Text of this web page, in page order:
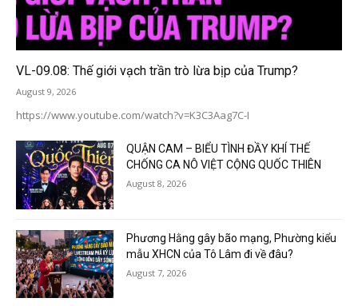
VL-09.08: Thế giới vạch trần trò lừa bịp của Trump?
August 9, 2026
https://www.youtube.com/watch?v=K3C3Aag7C-I
QUẬN CAM – BIỂU TÌNH ĐẦY KHÍ THẾ
CHỐNG CA NÔ VIỆT CỘNG QUỐC THIÊN
August 8, 2026
Phương Hằng gây bão mạng, Phường kiểu
mẫu XHCN của Tô Lâm đi về đâu?
August 7, 2026